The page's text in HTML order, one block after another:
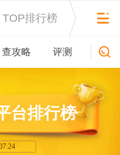
TOP排行榜
查攻略 评测 新游
台排行榜